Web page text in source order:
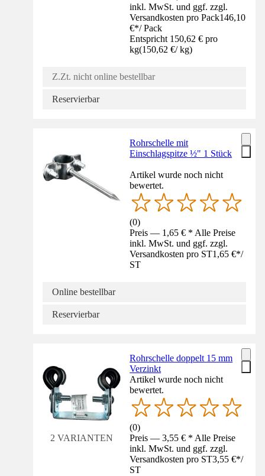
inkl. MwSt. und ggf. zzgl.
Versandkosten pro Pack146,10
€*/ Pack
Entspricht 150,62 € pro
kg(150,62 €/ kg)
Z.Zt. nicht online bestellbar
Reservierbar
Rohrschelle mit
Einschlagspitze ½" 1 Stück
Artikel wurde noch nicht
bewertet.
(0)
Preis — 1,65 € * Alle Preise
inkl. MwSt. und ggf. zzgl.
Versandkosten pro ST1,65 €*/
ST
Online bestellbar
Reservierbar
2 VARIANTEN
Rohrschelle doppelt 15 mm
Verzinkt
Artikel wurde noch nicht
bewertet.
(0)
Preis — 3,55 € * Alle Preise
inkl. MwSt. und ggf. zzgl.
Versandkosten pro ST3,55 €*/
ST